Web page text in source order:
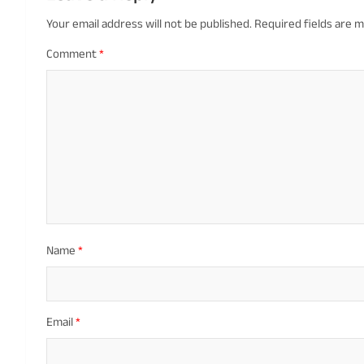
Your email address will not be published. Required fields are
Comment*
Name*
Email*